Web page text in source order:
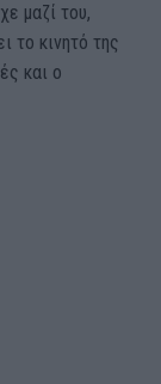
μαζί του,
το κινητό της
και ο